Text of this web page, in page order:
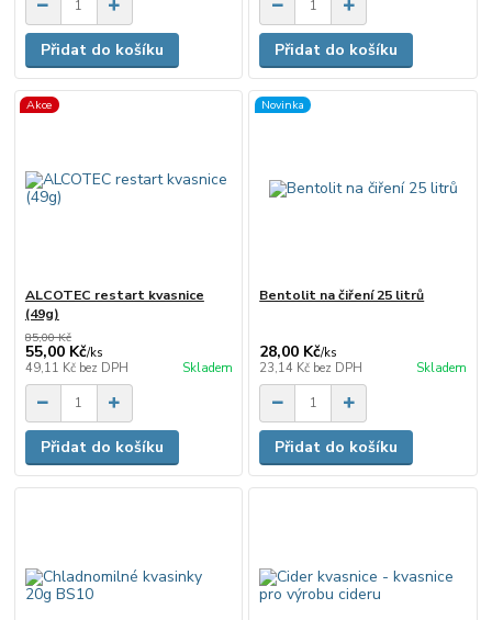
Přidat do košíku Přidat do košíku
Akce
ALCOTEC restart kvasnice
(49g)
85,00 Kč
55,00 Kč/ks
49,11 Kč bez DPH Skladem
Přidat do košíku
Novinka
Bentolit na čiření 25 litrů
28,00 Kč/ks
23,14 Kč bez DPH Skladem
Přidat do košíku